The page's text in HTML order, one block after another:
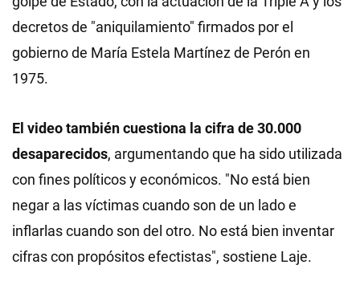
decretos de "aniquilamiento" firmados por el
gobierno de María Estela Martínez de Perón en
1975.
El video también cuestiona la cifra de 30.000
desaparecidos, argumentando que ha sido utilizada
con fines políticos y económicos. "No está bien
negar a las víctimas cuando son de un lado e
inflarlas cuando son del otro. No está bien inventar
cifras con propósitos efectistas", sostiene Laje.